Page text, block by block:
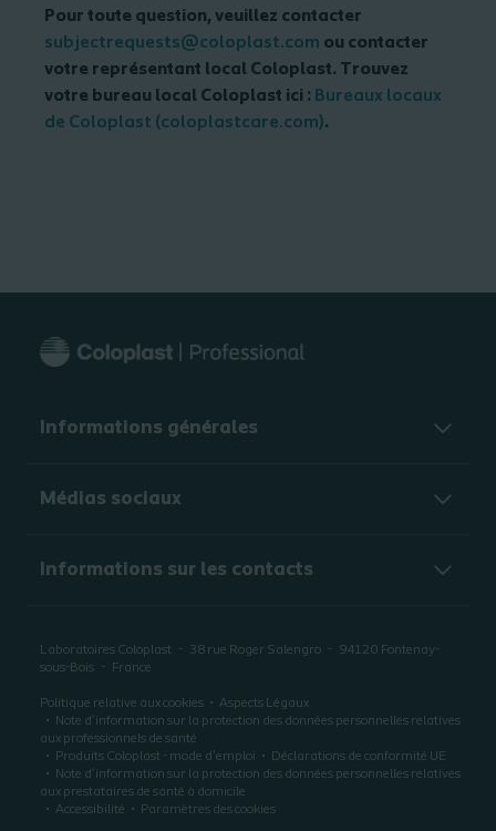
Pour toute question, veuillez contacter
subjectrequests@coloplast.com ou contacter
votre représentant local Coloplast. Trouvez
votre bureau local Coloplast ici : Bureaux locaux
de Coloplast (coloplastcare.com).
Informations générales​
Médias sociaux
Informations sur les contacts
Laboratoires Coloplast 38 rue Roger Salengro 94120 Fontenay-
sous-Bois
France
Politique relative aux cookies
Aspects Légaux
Note d’information sur la protection des données personnelles relatives
aux professionnels de santé
Produits Coloplast - mode d'emploi
Déclarations de conformité UE
Note d’information sur la protection des données personnelles relatives
aux prestataires de santé à domicile
Accessibilité
Paramètres des cookies